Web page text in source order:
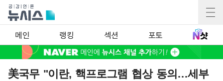
메인 랭킹 섹션 포토
美국무 "이란, 핵프로그램 협상 동의…세부